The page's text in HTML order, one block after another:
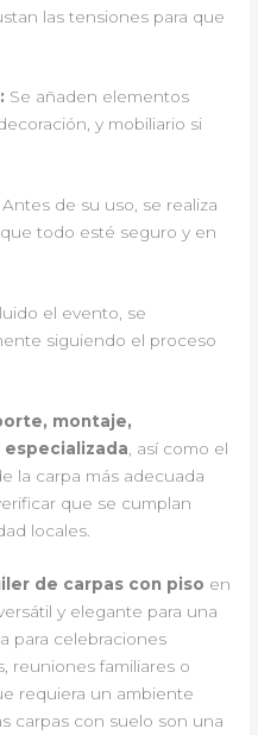
las tensiones para que
: Se añaden elementos
y mobiliario si
Antes de su uso, se realiza
todo esté seguro y en
el evento, se
siguiendo el proceso
montaje,
especializada , así como el
la carpa más adecuada
que se cumplan
locales.
de carpas con piso en
y elegante para una
para celebraciones
reuniones familiares o
requiera un ambiente
carpas con suelo son una